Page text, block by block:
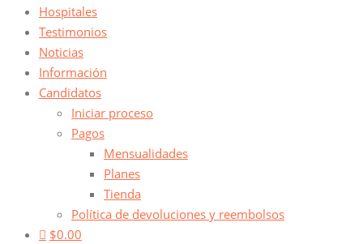
Hospitales
Testimonios
Noticias
Información
Candidatos
Iniciar proceso
Pagos
Mensualidades
Planes
Tienda
Política de devoluciones y reembolsos
$0.00